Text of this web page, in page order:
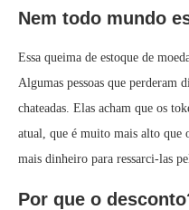
Nem todo mundo
Essa queima de estoque de
Algumas pessoas que perderam
chateadas. Elas acham que os
atual, que é muito mais alto que
mais dinheiro para ressarci-las
Por que o